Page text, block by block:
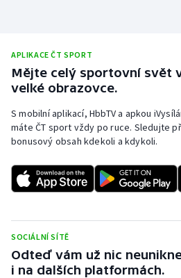
Ragby
Rychlobruslení
Rychlostní kanoistika
Sportovní střelba
Stolní tenis
Triatlon
APLIKACE ČT SPORT
Mějte celý sportovní svět
velké obrazovce.
S mobilní aplikací, HbbTV a apkou
máte ČT sport vždy po ruce. Sledujte
bonusový obsah kdekoli a kdykoli.
SOCIÁLNÍ SÍTĚ
Odteď vám už nic
i na dalších platformách.